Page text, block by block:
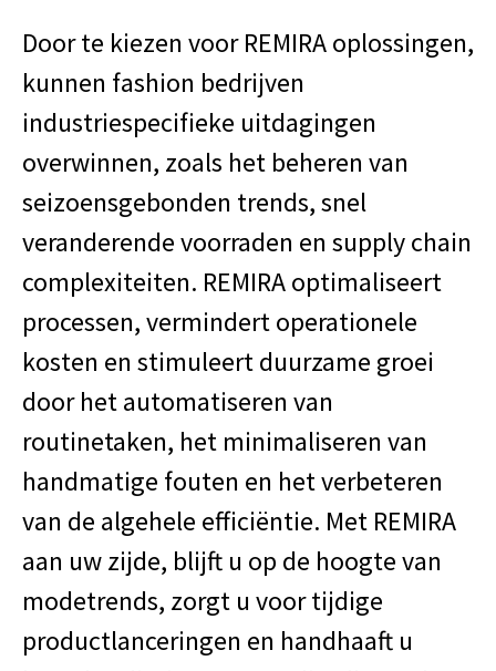
Door te kiezen voor REMIRA oplossingen,
kunnen fashion bedrijven
industriespecifieke uitdagingen
overwinnen, zoals het beheren van
seizoensgebonden trends, snel
veranderende voorraden en supply chain
complexiteiten. REMIRA optimaliseert
processen, vermindert operationele
kosten en stimuleert duurzame groei
door het automatiseren van
routinetaken, het minimaliseren van
handmatige fouten en het verbeteren
van de algehele efficiëntie. Met REMIRA
aan uw zijde, blijft u op de hoogte van
modetrends, zorgt u voor tijdige
productlanceringen en handhaaft u